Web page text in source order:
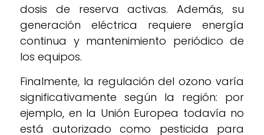
dosis de reserva activas. Además, su
generación eléctrica requiere energía
continua y mantenimiento periódico de
los equipos.
Finalmente, la regulación del ozono varía
significativamente según la región: por
ejemplo, en la Unión Europea todavía no
está autorizado como pesticida para